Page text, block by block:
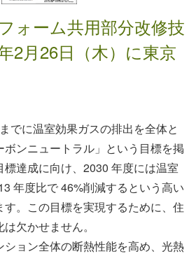
ォーム共用部分改修技
2月26日（木）に東京
でに温室効果ガスの排出を全体と
ボンニュートラル」という目標を掲
達成に向け、2030 年度には温室
年度比で 46%削減するという高い
す。この目標を実現するために、住
欠かせません。
ション全体の断熱性能を高め、光熱